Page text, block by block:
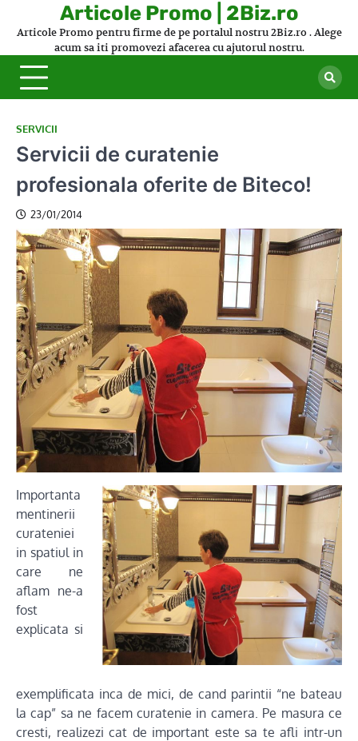
Articole Promo | 2Biz.ro
Articole Promo pentru firme de pe portalul nostru 2Biz.ro . Alege
acum sa iti promovezi afacerea cu ajutorul nostru.
SERVICII
Servicii de curatenie
profesionala oferite de Biteco!
23/01/2014
Importanta
mentinerii
curateniei
in spatiul in
care ne
aflam ne-a
fost
explicata si
exemplificata inca de mici, de cand parintii “ne bateau
la cap” sa ne facem curatenie in camera. Pe masura ce
cresti, realizezi cat de important este sa te afli intr-un